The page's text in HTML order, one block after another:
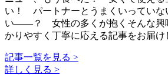
い！ パートナーとうまくいっていな
い――？ 女性の多くが抱くそんな興
かりやすく丁寧に応える記事をお届け
記事一覧を見る >
詳しく見る >